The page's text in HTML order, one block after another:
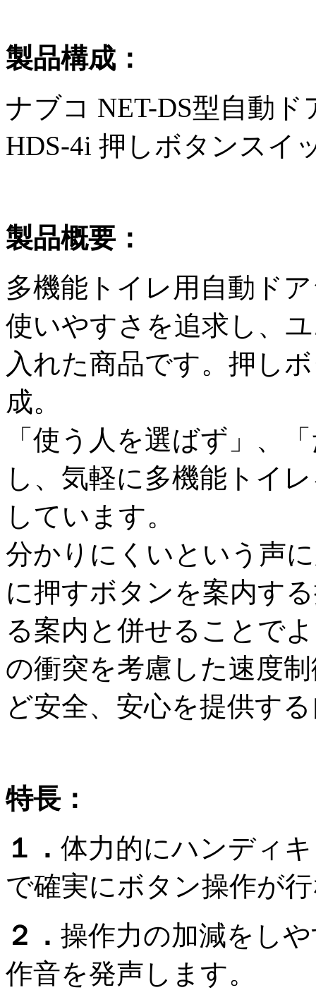
製品構成：
ナブコ NET-DS型自動
HDS-4i 押しボタンスイ
製品概要：
多機能トイレ用自動ド
使いやすさを追求し、
入れた商品です。押し
成。
「使う人を選ばず」、
し、気軽に多機能トイ
しています。
分かりにくいという声
に押すボタンを案内す
る案内と併せることで
の衝突を考慮した速度
ど安全、安心を提供す
特長：
１． 体力的にハンディ
で確実にボタン操作が
２． 操作力の加減をし
作音を発声します。